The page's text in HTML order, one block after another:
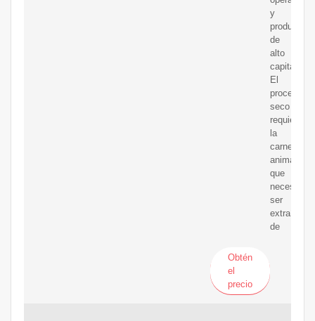
y
producción
de
alto
capital.
El
proceso
seco
requiere
la
carne
animal
que
necesita
ser
extraída
de
Obtén
el
precio